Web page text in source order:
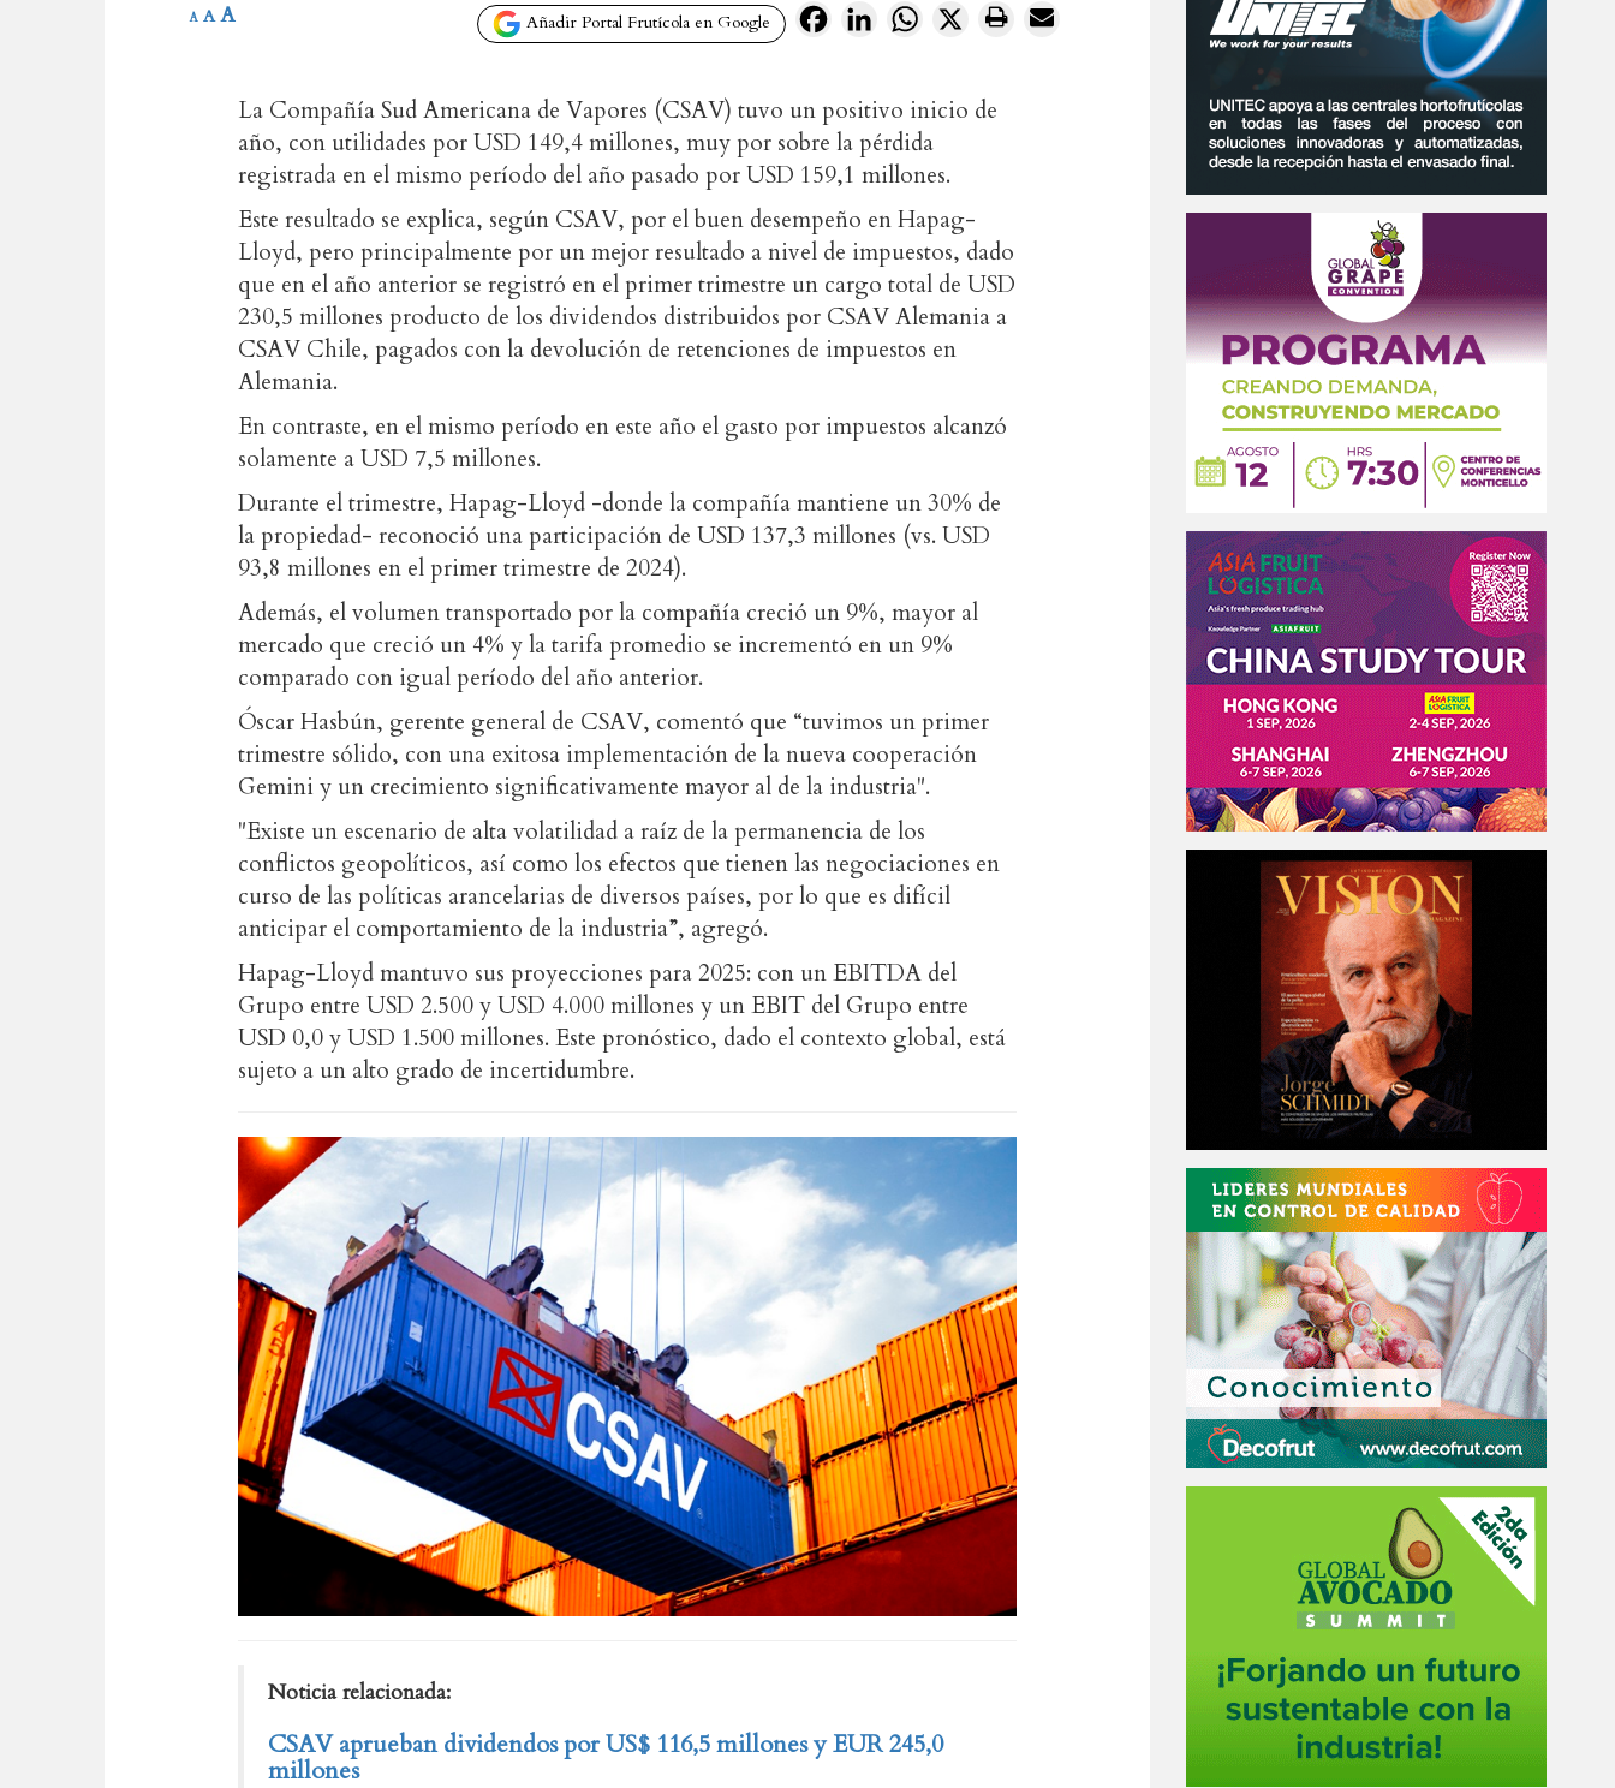
Añadir Portal Frutícola en Google FacebookLinkedInWhatsApp
X
A A A
La Compañía Sud Americana de Vapores (CSAV) tuvo un positivo inicio de
año, con utilidades por USD 149,4 millones, muy por sobre la pérdida
registrada en el mismo período del año pasado por USD 159,1 millones.
Este resultado se explica, según CSAV, por el buen desempeño en Hapag-
Lloyd, pero principalmente por un mejor resultado a nivel de impuestos, dado
que en el año anterior se registró en el primer trimestre un cargo total de USD
230,5 millones producto de los dividendos distribuidos por CSAV Alemania a
CSAV Chile, pagados con la devolución de retenciones de impuestos en
Alemania.
En contraste, en el mismo período en este año el gasto por impuestos alcanzó
solamente a USD 7,5 millones.
Durante el trimestre, Hapag-Lloyd -donde la compañía mantiene un 30% de
la propiedad- reconoció una participación de USD 137,3 millones (vs. USD
93,8 millones en el primer trimestre de 2024).
Además, el volumen transportado por la compañía creció un 9%, mayor al
mercado que creció un 4% y la tarifa promedio se incrementó en un 9%
comparado con igual período del año anterior.
Óscar Hasbún, gerente general de CSAV, comentó que “tuvimos un primer
trimestre sólido, con una exitosa implementación de la nueva cooperación
Gemini y un crecimiento significativamente mayor al de la industria".
"Existe un escenario de alta volatilidad a raíz de la permanencia de los
conflictos geopolíticos, así como los efectos que tienen las negociaciones en
curso de las políticas arancelarias de diversos países, por lo que es difícil
anticipar el comportamiento de la industria”, agregó.
Hapag-Lloyd mantuvo sus proyecciones para 2025: con un EBITDA del
Grupo entre USD 2.500 y USD 4.000 millones y un EBIT del Grupo entre
USD 0,0 y USD 1.500 millones. Este pronóstico, dado el contexto global, está
sujeto a un alto grado de incertidumbre.
Noticia relacionada:
CSAV aprueban dividendos por US$ 116,5 millones y EUR 245,0
millones